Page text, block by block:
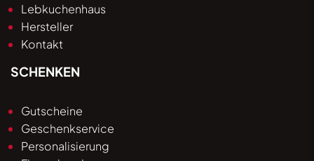
Lebkuchenhaus
Hersteller
Kontakt
SCHENKEN
Gutscheine
Geschenkservice
Personalisierung